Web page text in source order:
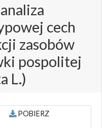
cech
zasobów
pospolitej
L.)
POBIERZ